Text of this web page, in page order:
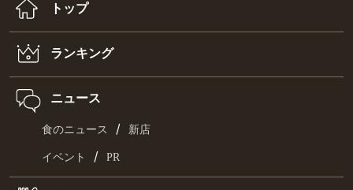
トップ
ランキング
ニュース
食のニュース / 新店
イベント / PR